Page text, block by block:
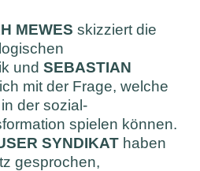
MEWES skizziert die
undSEBASTIAN
mit der Frage, welche
der sozial-
spielen können.
SYNDIKAT haben
gesprochen,